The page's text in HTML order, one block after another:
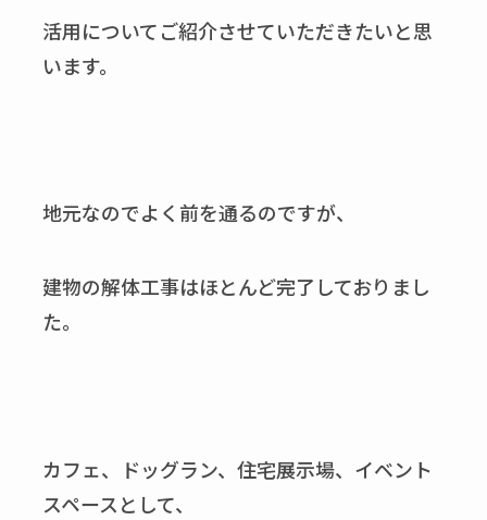
活用についてご紹介させていただきたいと思
います。
地元なのでよく前を通るのですが、
建物の解体工事はほとんど完了しておりまし
た。
カフェ、ドッグラン、住宅展示場、イベント
スペースとして、